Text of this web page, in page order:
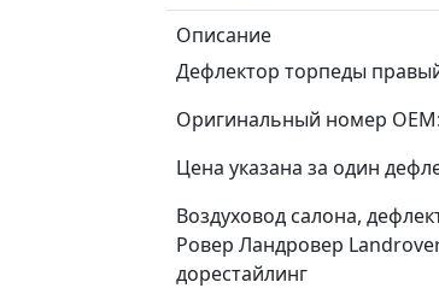
Описание
Дефлектор торпеды
Оригинальный номер OEM:
Цена указана за один
Воздуховод салона,
Ровер Ландровер
дорестайлинг